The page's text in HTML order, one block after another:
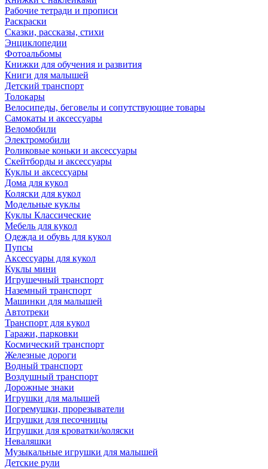
Рабочие тетради и прописи
Раскраски
Сказки, рассказы, стихи
Энциклопедии
Фотоальбомы
Книжки для обучения и развития
Книги для малышей
Детский транспорт
Толокары
Велосипеды, беговелы и сопутствующие товары
Самокаты и аксессуары
Веломобили
Электромобили
Роликовые коньки и аксессуары
Скейтборды и аксессуары
Куклы и аксессуары
Дома для кукол
Коляски для кукол
Модельные куклы
Куклы Классические
Мебель для кукол
Одежда и обувь для кукол
Пупсы
Аксессуары для кукол
Куклы мини
Игрушечный транспорт
Наземный транспорт
Машинки для малышей
Автотреки
Транспорт для кукол
Гаражи, парковки
Космический транспорт
Железные дороги
Водный транспорт
Воздушный транспорт
Дорожные знаки
Игрушки для малышей
Погремушки, прорезыватели
Игрушки для песочницы
Игрушки для кроватки/коляски
Неваляшки
Музыкальные игрушки для малышей
Детские рули